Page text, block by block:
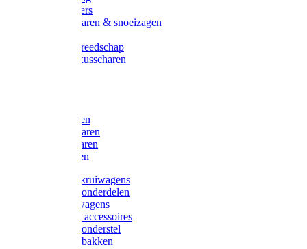
Robotmaaiers
Heggenscharen & snoeizagen
Klussen gereedschap
Gras & buxusscharen
Snoeischaren
Heggenscharen
Takkenscharen
Snoeimessen
Landbouwkruiwagens
Kruiwagenonderdelen
Bouwkruiwagens
Kruiwagen accessoires
Kruiwagenonderstel
Kruiwagenbakken